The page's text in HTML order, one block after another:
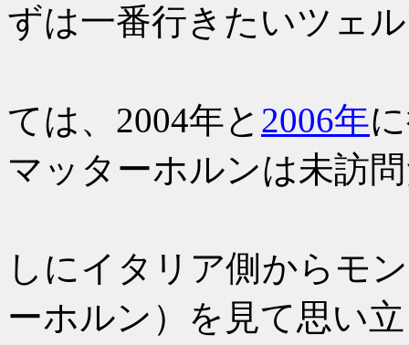
ずは一番行きたいツェ
ては、2004年と 2006年
マッターホルンは未訪
しにイタリア側からモ
ーホルン）を見て思い